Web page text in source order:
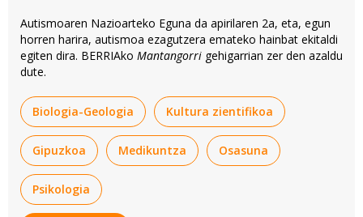
Autismoaren Nazioarteko Eguna da apirilaren 2a, eta, egun
horren harira, autismoa ezagutzera emateko hainbat ekitaldi
egiten dira. BERRIAko Mantangorri gehigarrian zer den azaldu
dute.
Biologia-Geologia Kultura zientifikoa
Gipuzkoa Medikuntza Osasuna
Psikologia